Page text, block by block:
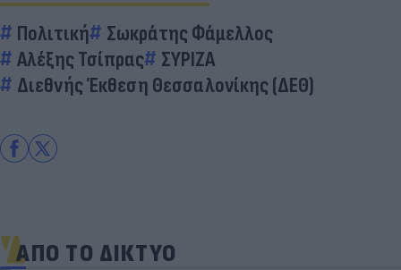
Πολιτική
Σωκράτης Φάμελλος
Αλέξης Τσίπρας
ΣΥΡΙΖΑ
Διεθνής Έκθεση Θεσσαλονίκης (ΔΕΘ)
ΑΠΟ ΤΟ ΔΙΚΤΥΟ